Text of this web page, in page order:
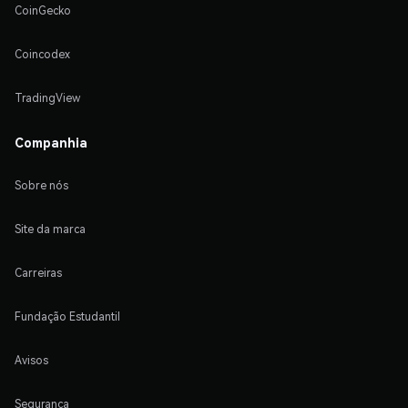
CoinGecko
Coincodex
TradingView
Companhia
Sobre nós
Site da marca
Carreiras
Fundação Estudantil
Avisos
Segurança